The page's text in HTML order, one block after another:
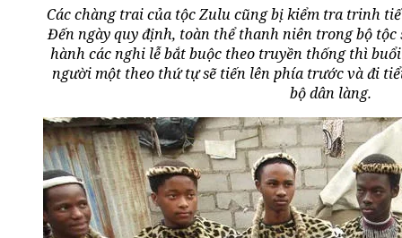
Các chàng trai của tộc Zulu cũng bị kiểm tra trinh
Đến ngày quy định, toàn thể thanh niên trong bộ
hành các nghi lễ bắt buộc theo truyền thống thì
người một theo thứ tự sẽ tiến lên phía trước và đi
bộ dân làng.